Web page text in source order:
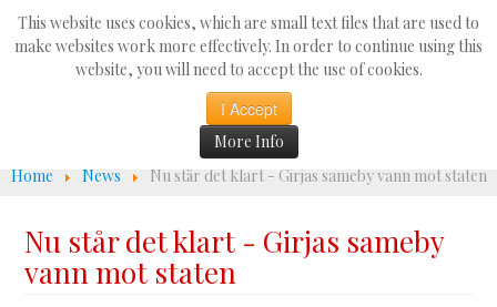
This website uses cookies, which are small text files that are used to
make websites work more effectively. In order to continue using this
website, you will need to accept the use of cookies.
I Accept
More Info
Search
...
Home News Nu står det klart - Girjas sameby vann mot staten
Nu står det klart - Girjas sameby
vann mot staten